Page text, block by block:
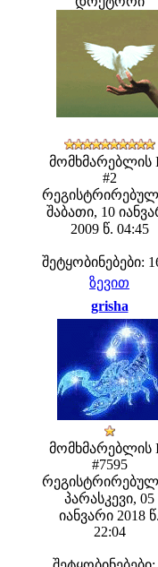
მომხმარებლის
#2
შაბათი, 10
2009 წ. 04:45
შეტყობინებები:
ზევით
grisha
მომხმარებლის
#7595
პარასკევი, 05
იანვარი 2018
22:04